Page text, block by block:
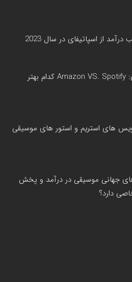
از اسپاتیفای در سال 2023
آمازون یا اسپاتیفای: Amazon VS. Spotify کدام بهتر
های استریم و استور های موسیقی
جهانی موسیقی در درآمد و پخش
دارد؟